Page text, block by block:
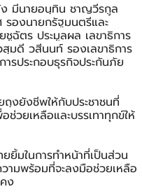
ง มีนายอนุทิน ชาญวีรกูล
รองนายกรัฐมนตรีและ
ฉัตร ประมูลผล เลขาธิการ
สุมดี วสีนนท์ รองเลขาธิการ
รประกอบธุรกิจประกันภัย
ถุงยังชีพให้กับประชาชนที่
วยเหลือและบรรเทาทุกข์ให้
ยิ้มในการทำหน้าที่เป็นส่วน
ามพร้อมที่จะลงมือช่วยเหลือ
ง